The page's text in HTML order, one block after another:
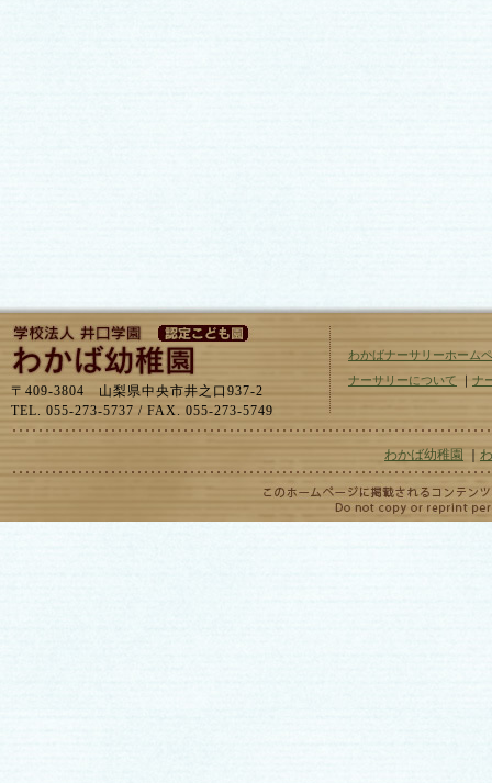
〒409-3804 山梨県中央市井之口937-2
TEL. 055-273-5737 / FAX. 055-273-5749
わかばナーサリーホーム
ナーサリーについて ｜ ナ
わかば幼稚園